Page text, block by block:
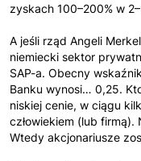
zyskach 100–200% w
A jeśli rząd Angeli
niemiecki sektor
SAP-a. Obecny
Banku wynosi… 0,25.
niskiej cenie, w ciągu
człowiekiem (lub
Wtedy akcjonariusze